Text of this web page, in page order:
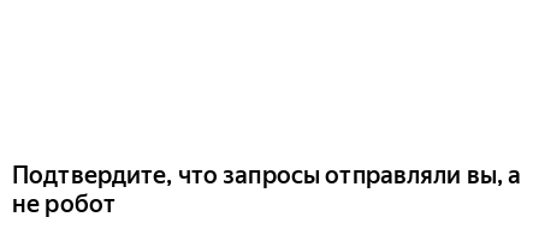
Подтвердите, что запросы отправляли вы, а
не робот